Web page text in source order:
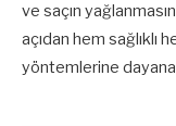
ve saçın
açıdan hem sağlıklı
yöntemlerine